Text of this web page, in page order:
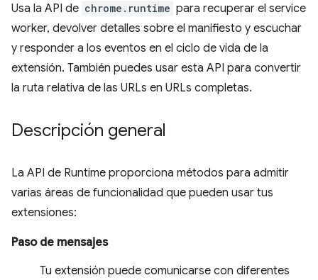
Usa la API de chrome.runtime para recuperar el service
worker, devolver detalles sobre el manifiesto y escuchar
y responder a los eventos en el ciclo de vida de la
extensión. También puedes usar esta API para convertir
la ruta relativa de las URLs en URLs completas.
Descripción general
La API de Runtime proporciona métodos para admitir
varias áreas de funcionalidad que pueden usar tus
extensiones:
Paso de mensajes
Tu extensión puede comunicarse con diferentes